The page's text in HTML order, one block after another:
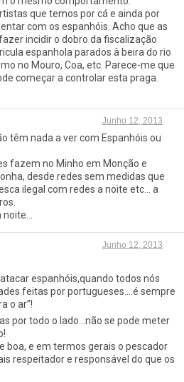
que temos por cá e ainda por
com os espanhóis. Acho que as
incidir o dobro da fiscalização
espanhola parados à beira do rio
no Mouro, Coa, etc. Parece-me que
começar a controlar esta praga.
Junho 12, 2013
têm nada a ver com Espanhóis ou
fazem no Minho em Monção e
desde redes sem medidas que
ilegal com redes a noite etc… a
noite…
Junho 12, 2013
espanhóis,quando todos nós
feitas por portugueses….é sempre
o ar”!
por todo o lado…não se pode meter
boa, e em termos gerais o pescador
respeitador e responsável do que os